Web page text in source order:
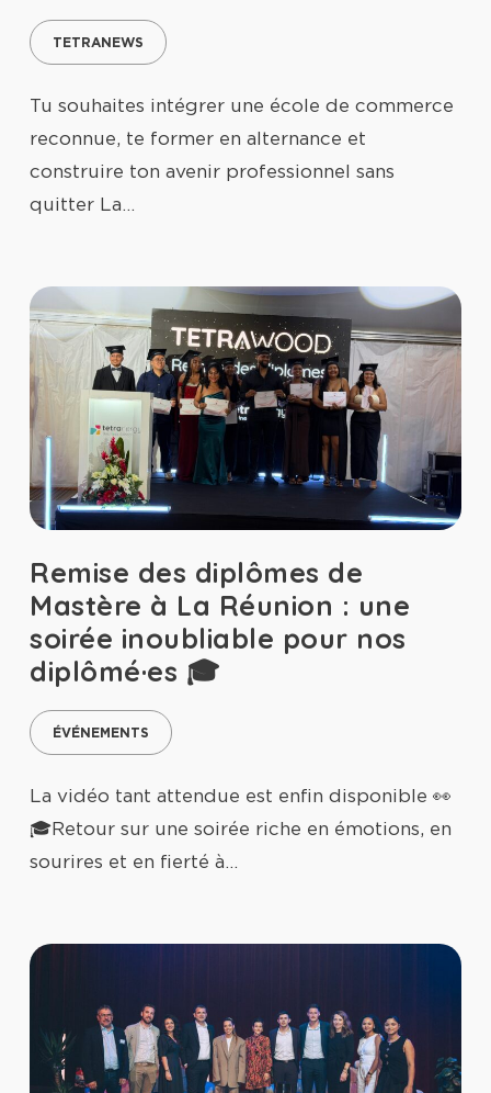
TETRANEWS
Tu souhaites intégrer une école de commerce
reconnue, te former en alternance et
construire ton avenir professionnel sans
quitter La…
Remise des diplômes de
Mastère à La Réunion : une
soirée inoubliable pour nos
diplômé·es 🎓
ÉVÉNEMENTS
La vidéo tant attendue est enfin disponible 👀
🎓Retour sur une soirée riche en émotions, en
sourires et en fierté à…